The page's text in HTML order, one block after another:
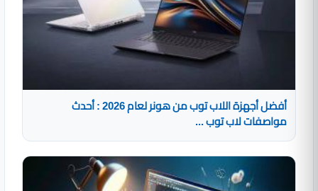
أفضل أجهزة اللاب توب من هونر لعام 2026 : أحدث
مواصفات لاب توب ...